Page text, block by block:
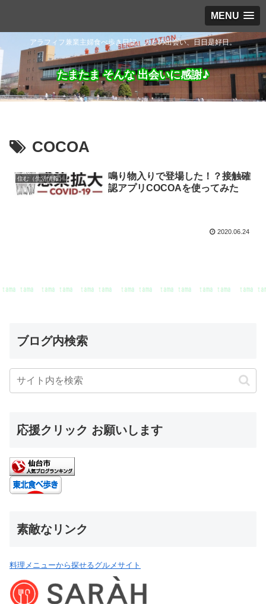
MENU
アラフィフ兼業主婦食べ歩き日記。人との出会い、日日是好日。
たまたま そんな 出会いに感謝♪
COCOA
住む（生活情報）
鳴り物入りで登場した！？接触確
認アプリCOCOAを使ってみた
2020.06.24
ブログ内検索
応援クリック お願いします
素敵なリンク
料理メニューから探せるグルメサイト